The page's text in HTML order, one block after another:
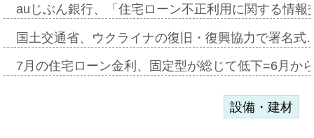
auじぶん銀行、「住宅ローン不正利用に関する情
国土交通省、ウクライナの復旧・復興協力で署名
7月の住宅ローン金利、固定型が総じて低下=6月か
設備・建材